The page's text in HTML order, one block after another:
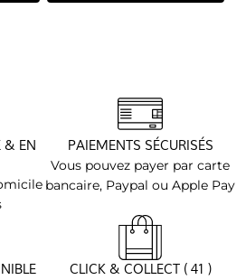
& EN
PAIEMENTS SÉCURISÉS
Vous pouvez payer par carte
bancaire, Paypal ou Apple Pay
CLICK & COLLECT ( 41 )